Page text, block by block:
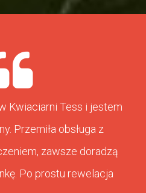
Kwiaciarni Tess i jestem
Przemiła obsługa z
zawsze doradzą
Po prostu rewelacja